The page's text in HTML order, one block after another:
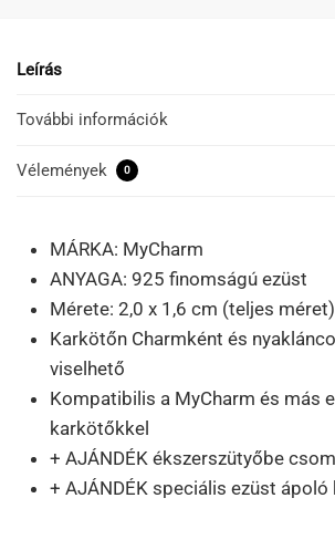
Leírás
További információk
Vélemények 0
MÁRKA: MyCharm
ANYAGA: 925 finomságú ezüst
Mérete: 2,0 x 1,6 cm (teljes méret)
Karkötőn Charmként és
viselhető
Kompatibilis a MyCharm és más
karkötőkkel
+ AJÁNDÉK ékszerszütyőbe
+ AJÁNDÉK speciális ezüst ápoló